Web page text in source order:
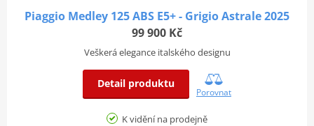
Piaggio Medley 125 ABS E5+ - Grigio Astrale 2025
99 900 Kč
Veškerá elegance italského designu
Detail produktu
Porovnat
K vidění na prodejně